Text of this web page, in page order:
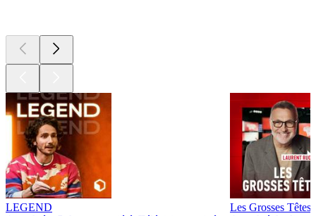
LEGEND
Les Grosses Têtes